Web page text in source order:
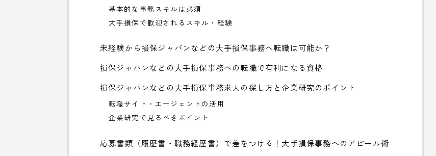
基本的な事務スキルは必須
大手損保で歓迎されるスキル・経験
未経験から損保ジャパンなどの大手損保事務へ転職は可能か？
損保ジャパンなどの大手損保事務への転職で有利になる資格
損保ジャパンなどの大手損保事務求人の探し方と企業研究のポイント
転職サイト・エージェントの活用
企業研究で見るべきポイント
応募書類（履歴書・職務経歴書）で差をつける！大手損保事務へのアピール術